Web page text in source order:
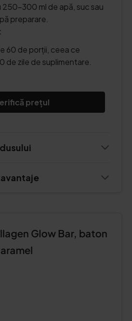
ml de apă, suc sau
preparare.
60 de porții, ceea ce
de zile de suplimentare.
prețul
Glow Bar, baton